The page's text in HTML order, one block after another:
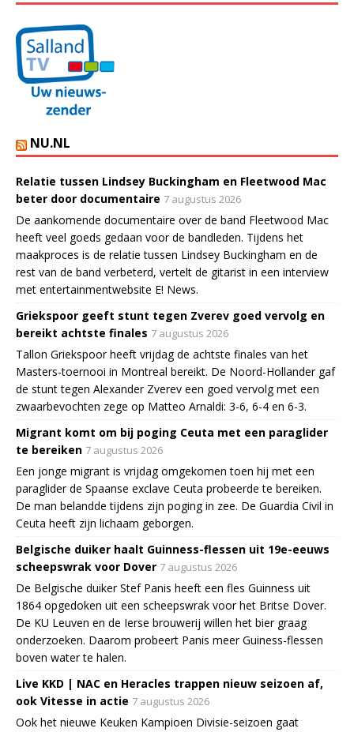
NU.NL
Relatie tussen Lindsey Buckingham en Fleetwood Mac
beter door documentaire 7 augustus 2026
De aankomende documentaire over de band Fleetwood Mac
heeft veel goeds gedaan voor de bandleden. Tijdens het
maakproces is de relatie tussen Lindsey Buckingham en de
rest van de band verbeterd, vertelt de gitarist in een interview
met entertainmentwebsite E! News.
Griekspoor geeft stunt tegen Zverev goed vervolg en
bereikt achtste finales 7 augustus 2026
Tallon Griekspoor heeft vrijdag de achtste finales van het
Masters-toernooi in Montreal bereikt. De Noord-Hollander gaf
de stunt tegen Alexander Zverev een goed vervolg met een
zwaarbevochten zege op Matteo Arnaldi: 3-6, 6-4 en 6-3.
Migrant komt om bij poging Ceuta met een paraglider
te bereiken 7 augustus 2026
Een jonge migrant is vrijdag omgekomen toen hij met een
paraglider de Spaanse exclave Ceuta probeerde te bereiken.
De man belandde tijdens zijn poging in zee. De Guardia Civil in
Ceuta heeft zijn lichaam geborgen.
Belgische duiker haalt Guinness-flessen uit 19e-eeuws
scheepswrak voor Dover 7 augustus 2026
De Belgische duiker Stef Panis heeft een fles Guinness uit
1864 opgedoken uit een scheepswrak voor het Britse Dover.
De KU Leuven en de Ierse brouwerij willen het bier graag
onderzoeken. Daarom probeert Panis meer Guiness-flessen
boven water te halen.
Live KKD | NAC en Heracles trappen nieuw seizoen af,
ook Vitesse in actie 7 augustus 2026
Ook het nieuwe Keuken Kampioen Divisie-seizoen gaat